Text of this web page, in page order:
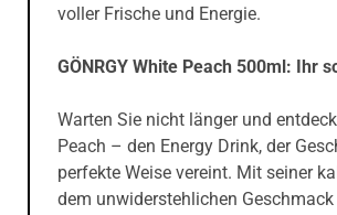
voller Frische und Energie.
GÖNRGY White Peach 500ml: Ihr
Warten Sie nicht länger und
Peach – den Energy Drink, der
perfekte Weise vereint. Mit seiner
dem unwiderstehlichen